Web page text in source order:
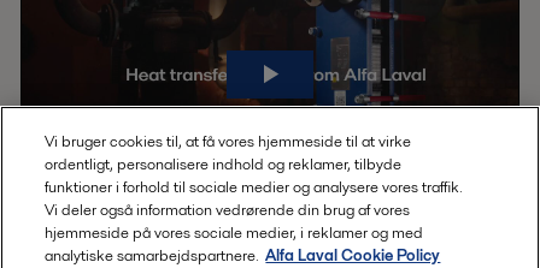
At holde dine varmevekslere i topform kan gøre en stor forskel
Vi bruger cookies til, at få vores hjemmeside til at virke
ordentligt, personalisere indhold og reklamer, tilbyde
funktioner i forhold til sociale medier og analysere vores traffik.
Vi deler også information vedrørende din brug af vores
hjemmeside på vores sociale medier, i reklamer og med
analytiske samarbejdspartnere. Alfa Laval Cookie Policy